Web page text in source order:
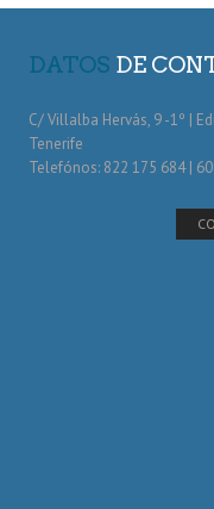
DATOS DE
C/ Villalba Hervás, 9 -1º |
Tenerife
Telefónos: 822 175 684 |